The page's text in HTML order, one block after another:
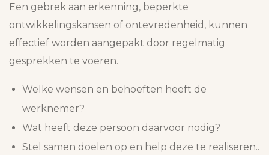
Een gebrek aan erkenning, beperkte
ontwikkelingskansen of ontevredenheid, kunnen
effectief worden aangepakt door regelmatig
gesprekken te voeren.
Welke wensen en behoeften heeft de
werknemer?
Wat heeft deze persoon daarvoor nodig?
Stel samen doelen op en help deze te realiseren..